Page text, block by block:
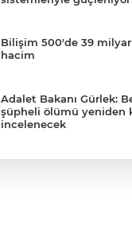
Bilişim 500'de 39 milyar
hacim
Adalet Bakanı Gürlek:
şüpheli ölümü yeniden
incelenecek